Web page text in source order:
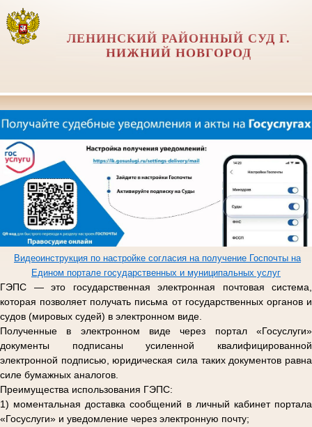
ЛЕНИНСКИЙ РАЙОННЫЙ СУД Г.
НИЖНИЙ НОВГОРОД
Видеоинструкция по настройке согласия на получение Госпочты на
Едином портале государственных и муниципальных услуг
ГЭПС — это государственная электронная почтовая система,
которая позволяет получать письма от государственных органов и
судов (мировых судей) в электронном виде.
Полученные в электронном виде через портал «Госуслуги»
документы подписаны усиленной квалифицированной
электронной подписью, юридическая сила таких документов равна
силе бумажных аналогов.
Преимущества использования ГЭПС:
1) моментальная доставка сообщений в личный кабинет портала
«Госуслуги» и уведомление через электронную почту;